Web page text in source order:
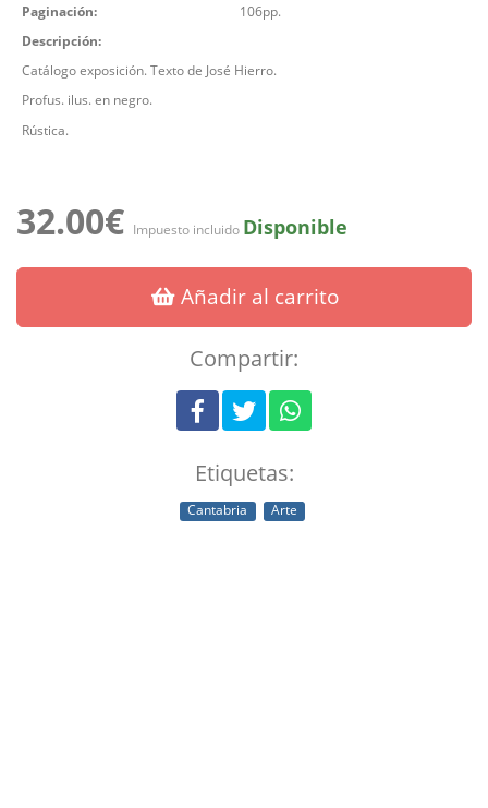
Paginación:
106pp.
Descripción:
Catálogo exposición. Texto de José Hierro.
Profus. ilus. en negro.
Rústica.
32.00€ Impuesto incluido Disponible
Añadir al carrito
Compartir:
Etiquetas:
Cantabria Arte